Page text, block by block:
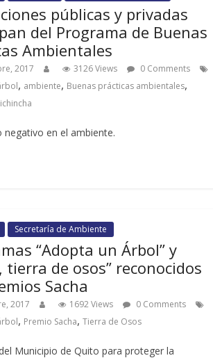
públicas y privadas
del Programa de Buenas
Ambientales
2017 3126 Views
0 Comments
, ambiente, Buenas prácticas ambientales,
negativo en el ambiente.
Secretaría de Ambiente
“Adopta un Árbol” y
tierra de osos” reconocidos
Sacha
2017 1692 Views
0 Comments
, Premio Sacha, Tierra de Osos
Municipio de Quito para proteger la